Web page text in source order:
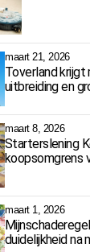
maart 21, 2026
Toverland krijgt
uitbreiding en
maart 8, 2026
Starterslening
koopsomgrens
maart 1, 2026
duidelijkheid na